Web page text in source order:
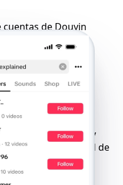
de Douyin
cuenta de
línea
de Douyin.
redes móviles y
sin necesidad de